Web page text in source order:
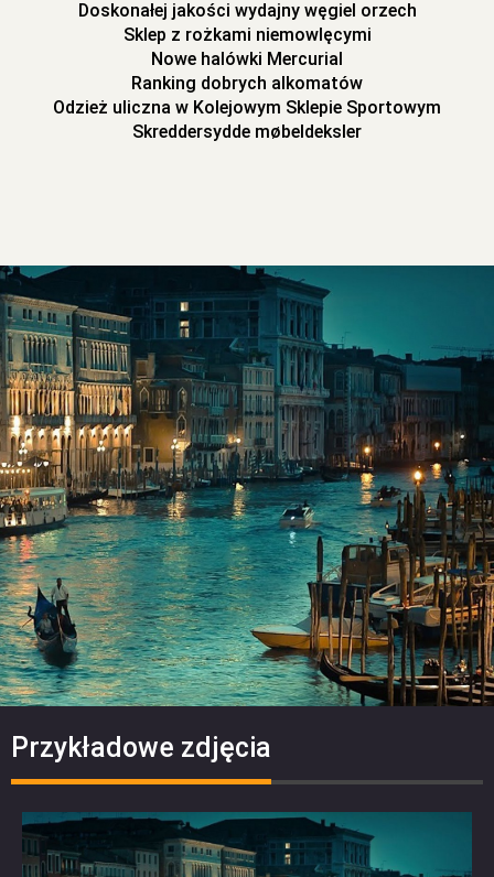
Doskonałej jakości wydajny węgiel orzech
Sklep z rożkami niemowlęcymi
Nowe halówki Mercurial
Ranking dobrych alkomatów
Odzież uliczna w Kolejowym Sklepie Sportowym
Skreddersydde møbeldeksler
Przykładowe zdjęcia